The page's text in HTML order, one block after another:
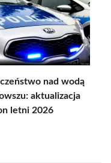
nad wodą
aktualizacja
letni 2026